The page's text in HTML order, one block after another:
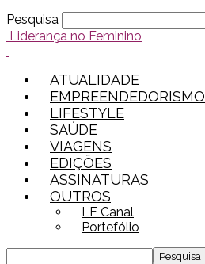
Pesquisa
Liderança no Feminino
ATUALIDADE
EMPREENDEDORISMO
LIFESTYLE
SAÚDE
VIAGENS
EDIÇÕES
ASSINATURAS
OUTROS
LF Canal
Portefólio